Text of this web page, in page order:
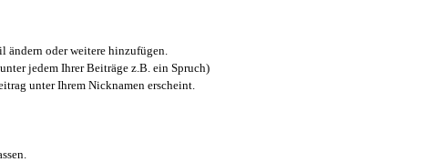
ändern oder weitere hinzufügen.
jedem Ihrer Beiträge z.B. ein Spruch)
unter Ihrem Nicknamen erscheint.